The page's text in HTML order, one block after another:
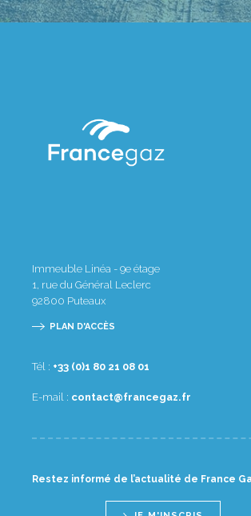
Immeuble Linéa - 9e étage
1, rue du Général Leclerc
92800 Puteaux
PLAN D'ACCÈS
Tél : 10 80 12 08 1(0) 33+
E-mail : rf.zagecnarf@tcatnoc
Restez informé de l’actualité de France